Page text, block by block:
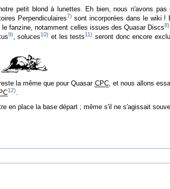
petit blond à lunettes. Eh bien, nous n'avons
Perpendiculaires7) sont incorporées dans le wiki !
fanzine, notamment celles issues des Quasar Discs8)
9), soluces10) et les tests11) seront donc encore
la même que pour Quasar CPC, et nous allons
12).
en place la base départ ; même s'il ne s'agissait